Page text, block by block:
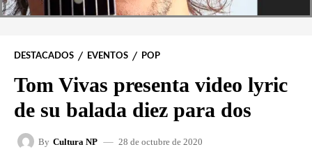
DESTACADOS EVENTOS POP
Tom Vivas presenta video lyric
de su balada diez para dos
By Cultura NP 28 de octubre de 2020